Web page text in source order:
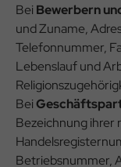
Bei Bewerbern
und Zuname,
Telefonnummer,
Lebenslauf und
Bei
Bezeichnung ihrer
Betriebsnummer,